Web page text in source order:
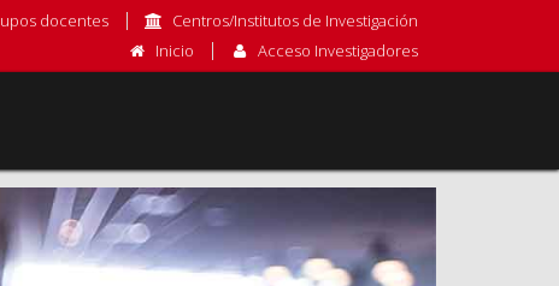
docentes
Centros/Institutos de Investigación
Inicio
Acceso Investigadores